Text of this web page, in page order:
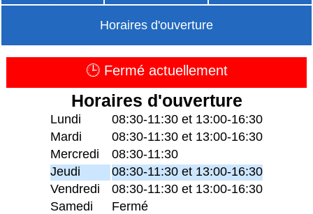
Horaires d'ouverture
🕒 Fermé actuellement
Horaires d'ouverture
Lundi
08:30-11:30 et 13:00-16:30
Mardi
08:30-11:30 et 13:00-16:30
Mercredi
08:30-11:30
Jeudi
08:30-11:30 et 13:00-16:30
Vendredi
08:30-11:30 et 13:00-16:30
Samedi
Fermé